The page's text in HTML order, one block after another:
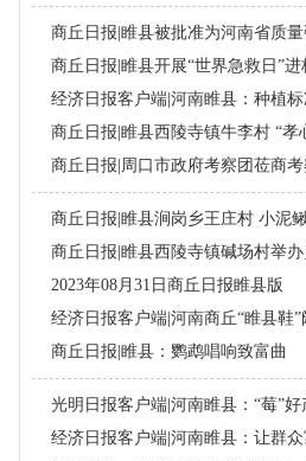
商丘日报|睢县被批准为河南省质
商丘日报|睢县开展“世界急救日”进
经济日报客户端|河南睢县：种植
商丘日报|睢县西陵寺镇牛李村 “孝
商丘日报|周口市政府考察团莅商
商丘日报|睢县涧岗乡王庄村 小泥
商丘日报|睢县西陵寺镇碱场村举
2023年08月31日商丘日报睢县版
经济日报客户端|河南商丘“睢县鞋”
商丘日报|睢县：鹦鹉唱响致富曲
光明日报客户端|河南睢县：“莓”
经济日报客户端|河南睢县：让群